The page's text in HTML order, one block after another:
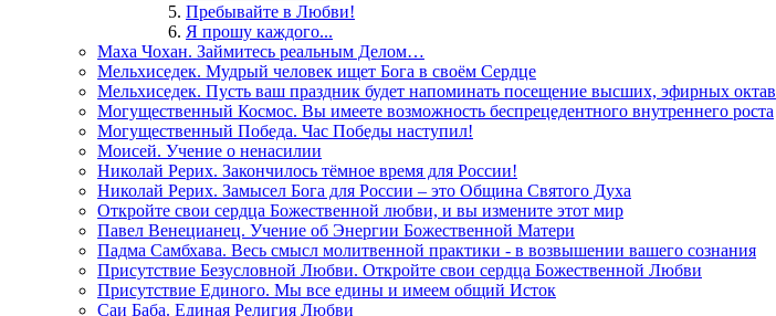
Пребывайте в Любви!
Я прошу каждого...
Маха Чохан. Займитесь реальным Делом…
Мельхиседек. Мудрый человек ищет Бога в своём Сердце
Мельхиседек. Пусть ваш праздник будет напоминать посещение высших, эфирных октав
Могущественный Космос. Вы имеете возможность беспрецедентного внутреннего роста
Могущественный Победа. Час Победы наступил!
Моисей. Учение о ненасилии
Николай Рерих. Закончилось тёмное время для России!
Николай Рерих. Замысел Бога для России – это Община Святого Духа
Откройте свои сердца Божественной любви, и вы измените этот мир
Павел Венецианец. Учение об Энергии Божественной Матери
Падма Самбхава. Весь смысл молитвенной практики - в возвышении вашего сознания
Присутствие Безусловной Любви. Откройте свои сердца Божественной Любви
Присутствие Единого. Мы все едины и имеем общий Исток
Саи Баба. Единая Религия Любви